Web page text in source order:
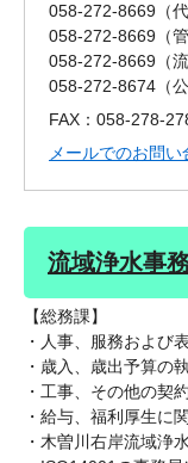
058-272-8669
058-272-8669
058-272-8669
058-272-8674
FAX：058-278-
メールでのお問い
流域浄水事
【総務課】
・人事、服務および
・歳入、歳出予算の
・工事、その他の契
・給与、福利厚生に
・木曽川右岸流域浄